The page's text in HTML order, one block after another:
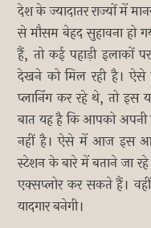
देश के ज्यादातर राज्यों में
से मौसम बेहद सुहावना हो
हैं, तो कई पहाड़ी इलाकों
देखने को मिल रही है।
प्लानिंग कर रहे थे, तो इस
बात यह है कि आपको अपनी
नहीं है। ऐसे में आज इस
स्टेशन के बारे में बताने जा
एक्सप्लोर कर सकते हैं।
यादगार बनेगी।